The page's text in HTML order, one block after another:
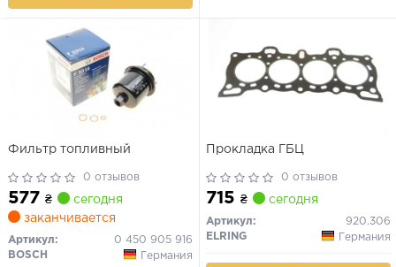
Фильтр топливный
0 отзывов
577 ₴
сегодня
заканчивается
Артикул:
0 450 905 916
BOSCH
Германия
Прокладка ГБЦ
0 отзывов
715 ₴ сегодня
Артикул:
920.306
ELRING
Германия